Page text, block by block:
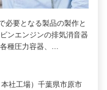
要となる製品の製作と
ンエンジンの排気消音器
種圧力容器、…
社工場）千葉県市原市